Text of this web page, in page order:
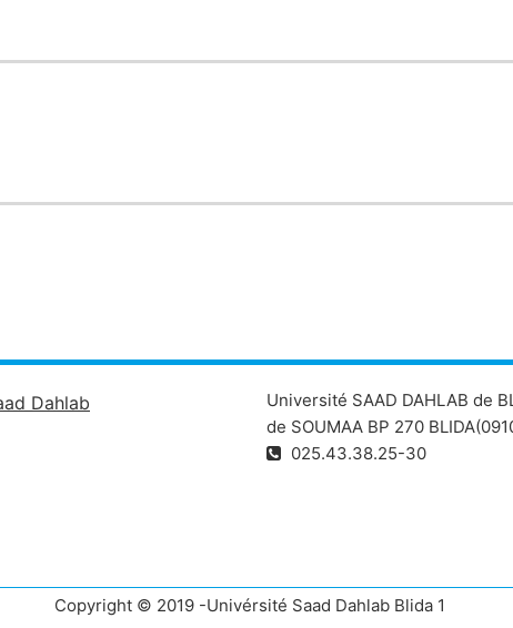
Dahlab
Université SAAD DAHLAB de
de SOUMAA BP 270
025.43.38.25-30
Copyright © 2019 -Univérsité Saad Dahlab Blida 1